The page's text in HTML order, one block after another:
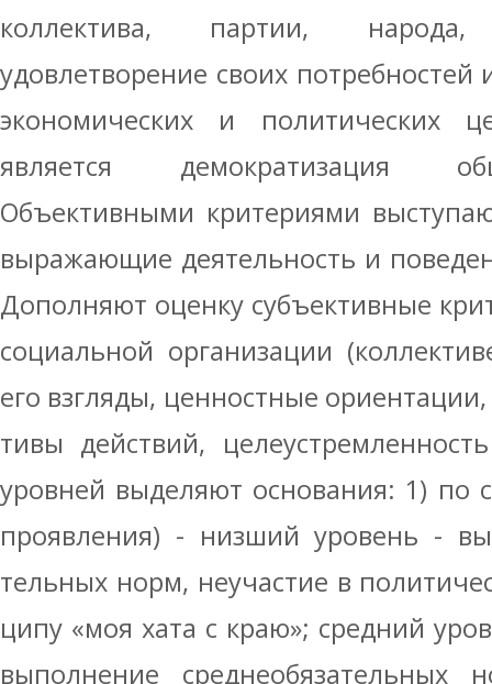
коллектива, партии,
удовлетворение своих потребностей
экономических и политических
является демократизация
Объективными критериями
выра­жающие деятельность и
До­полняют оценку субъективные
социальной организации
его взгляды, ценностные
тивы действий,
уров­ней выделяют основания: 1) по
про­явления) - низший уровень -
тельных норм, неучастие в
ципу «моя хата с краю»; средний
выполнение